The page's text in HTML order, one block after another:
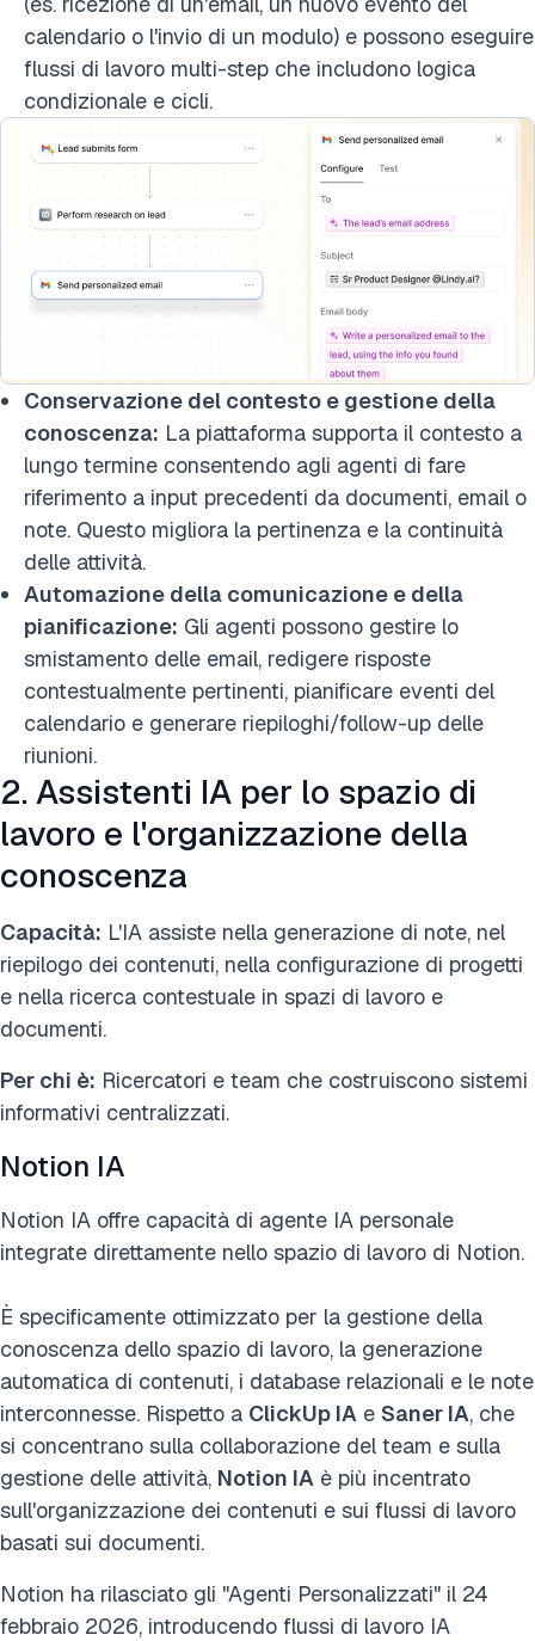
calendario o l'invio di un modulo) e possono eseguire
flussi di lavoro multi-step che includono logica
condizionale e cicli.
Conservazione del contesto e gestione della
conoscenza: La piattaforma supporta il contesto a
lungo termine consentendo agli agenti di fare
riferimento a input precedenti da documenti, email o
note. Questo migliora la pertinenza e la continuità
delle attività.
Automazione della comunicazione e della
pianificazione: Gli agenti possono gestire lo
smistamento delle email, redigere risposte
contestualmente pertinenti, pianificare eventi del
calendario e generare riepiloghi/follow-up delle
riunioni.
2. Assistenti IA per lo spazio di
lavoro e l'organizzazione della
conoscenza
Capacità: L'IA assiste nella generazione di note, nel
riepilogo dei contenuti, nella configurazione di progetti
e nella ricerca contestuale in spazi di lavoro e
documenti.
Per chi è: Ricercatori e team che costruiscono sistemi
informativi centralizzati.
Notion IA
Notion IA offre capacità di agente IA personale
integrate direttamente nello spazio di lavoro di Notion.
È specificamente ottimizzato per la gestione della
conoscenza dello spazio di lavoro, la generazione
automatica di contenuti, i database relazionali e le note
interconnesse. Rispetto a ClickUp IA e Saner IA, che
si concentrano sulla collaborazione del team e sulla
gestione delle attività, Notion IA è più incentrato
sull'organizzazione dei contenuti e sui flussi di lavoro
basati sui documenti.
Notion ha rilasciato gli "Agenti Personalizzati" il 24
febbraio 2026, introducendo flussi di lavoro IA